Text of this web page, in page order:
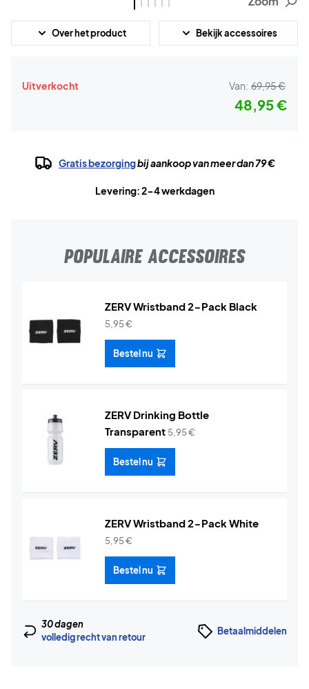
Over het product Bekijk accessoires
Uitverkocht Van: 69,95 €
48,95 €
Gratis bezorgingbij aankoop van meer dan 79 €
Levering: 2-4 werkdagen
POPULAIRE ACCESSOIRES
ZERV Wristband 2-Pack Black
5,95€
Bestel nu
ZERV Drinking Bottle
Transparent 5,95€
Bestel nu
ZERV Wristband 2-Pack White
5,95€
Bestel nu
30 dagen
volledig recht van retour
Betaalmiddelen